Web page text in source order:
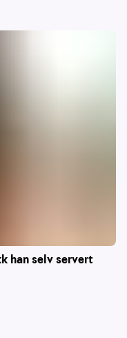
han selv servert